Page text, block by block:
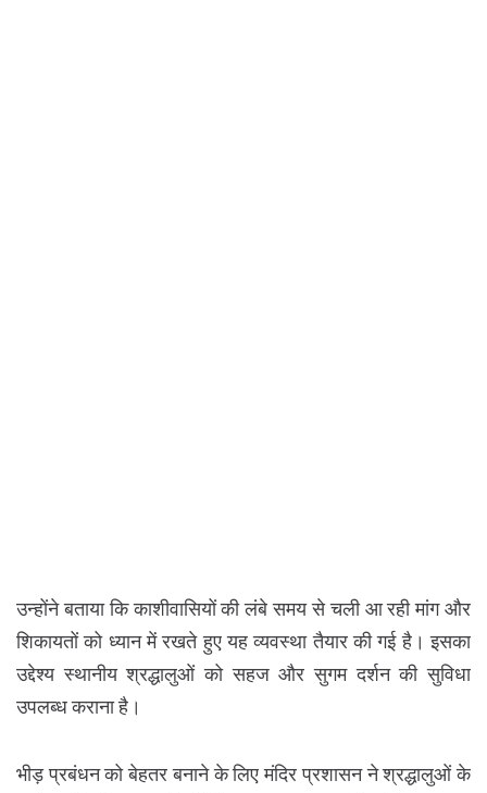
उन्होंने बताया कि काशीवासियों की लंबे समय से चली आ रही मांग और
शिकायतों को ध्यान में रखते हुए यह व्यवस्था तैयार की गई है। इसका
उद्देश्य स्थानीय श्रद्धालुओं को सहज और सुगम दर्शन की सुविधा
उपलब्ध कराना है।
भीड़ प्रबंधन को बेहतर बनाने के लिए मंदिर प्रशासन ने श्रद्धालुओं के